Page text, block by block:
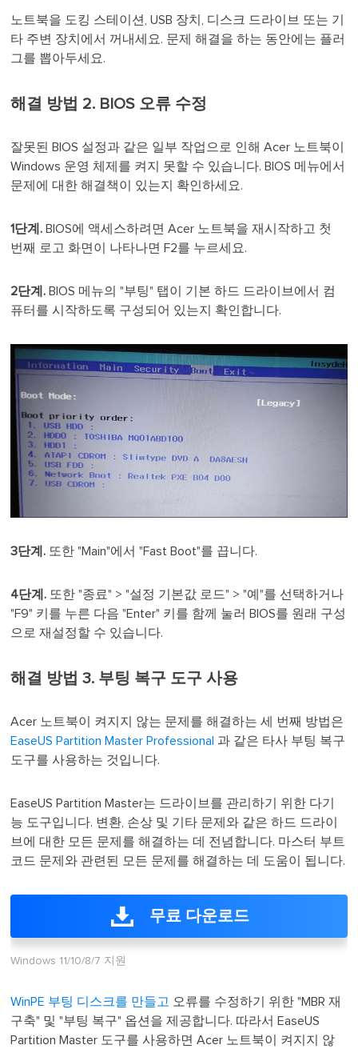
노트북을 도킹 스테이션, USB 장치, 디스크 드라이브 또는 기
타 주변 장치에서 꺼내세요. 문제 해결을 하는 동안에는 플러
그를 뽑아두세요.
해결 방법 2. BIOS 오류 수정
잘못된 BIOS 설정과 같은 일부 작업으로 인해 Acer 노트북이
Windows 운영 체제를 켜지 못할 수 있습니다. BIOS 메뉴에서
문제에 대한 해결책이 있는지 확인하세요.
1단계. BIOS에 액세스하려면 Acer 노트북을 재시작하고 첫
번째 로고 화면이 나타나면 F2를 누르세요.
2단계. BIOS 메뉴의 "부팅" 탭이 기본 하드 드라이브에서 컴
퓨터를 시작하도록 구성되어 있는지 확인합니다.
3단계. 또한 "Main"에서 "Fast Boot"를 끕니다.
4단계. 또한 "종료" > "설정 기본값 로드" > "예"를 선택하거나
"F9" 키를 누른 다음 "Enter" 키를 함께 눌러 BIOS를 원래 구성
으로 재설정할 수 있습니다.
해결 방법 3. 부팅 복구 도구 사용
Acer 노트북이 켜지지 않는 문제를 해결하는 세 번째 방법은
EaseUS Partition Master Professional 과 같은 타사 부팅 복구
도구를 사용하는 것입니다.
EaseUS Partition Master는 드라이브를 관리하기 위한 다기
능 도구입니다. 변환, 손상 및 기타 문제와 같은 하드 드라이
브에 대한 모든 문제를 해결하는 데 전념합니다. 마스터 부트
코드 문제와 관련된 모든 문제를 해결하는 데 도움이 됩니다.
무료 다운로드
Windows 11/10/8/7 지원
WinPE 부팅 디스크를 만들고 오류를 수정하기 위한 "MBR 재
구축" 및 "부팅 복구" 옵션을 제공합니다. 따라서 EaseUS
Partition Master 도구를 사용하면 Acer 노트북이 켜지지 않